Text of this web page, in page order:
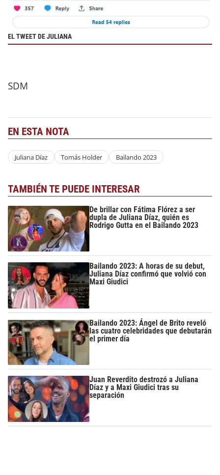
EL TWEET DE JULIANA
SDM
EN ESTA NOTA
Juliana Díaz Tomás Holder Bailando 2023
TAMBIÉN TE PUEDE INTERESAR
De brillar con Fátima Flórez a ser
dupla de Juliana Díaz, quién es
Rodrigo Gutta en el Bailando 2023
Bailando 2023: A horas de su debut,
Juliana Díaz confirmó que volvió con
Maxi Giudici
Bailando 2023: Ángel de Brito reveló
las cuatro celebridades que debutarán
el primer día
Juan Reverdito destrozó a Juliana
Díaz y a Maxi Giudici tras su
separación